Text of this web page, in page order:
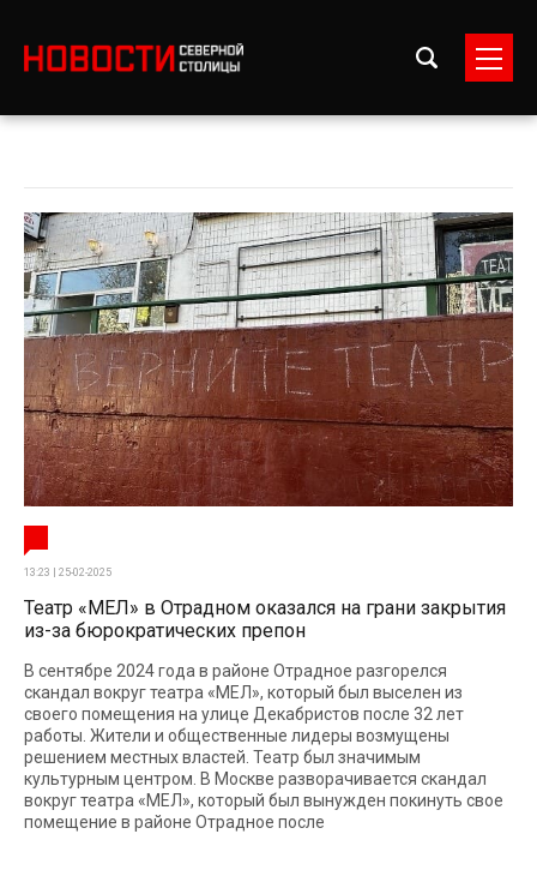
13:23 | 25-02-2025
Театр «МЕЛ» в Отрадном оказался на грани закрытия
из-за бюрократических препон
В сентябре 2024 года в районе Отрадное разгорелся
скандал вокруг театра «МЕЛ», который был выселен из
своего помещения на улице Декабристов после 32 лет
работы. Жители и общественные лидеры возмущены
решением местных властей. Театр был значимым
культурным центром. В Москве разворачивается скандал
вокруг театра «МЕЛ», который был вынужден покинуть свое
помещение в районе Отрадное после